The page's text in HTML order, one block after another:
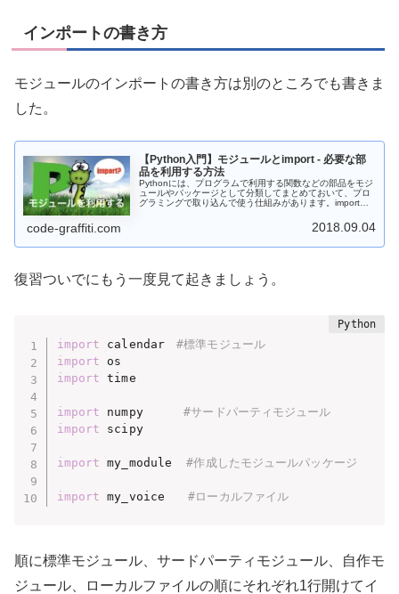
インポートの書き方
モジュールのインポートの書き方は別のところでも書きま
した。
【Python入門】モジュールとimport - 必要な部
品を利用する方法
Pythonには、プログラムで利用する関数などの部品をモジ
ュールやパッケージとして分類してまとめておいて、プロ
グラミングで取り込んで使う仕組みがあります。importや
code-graffiti.com 2018.09.04
復習ついでにもう一度見て起きましょう。
import calendar #標準モジュール
import
import time
import numpy #サードパーティモジュール
import scipy
import my_module #作成したモジュールパッケージ
import my_voice #ローカルファイル
順に標準モジュール、サードパーティモジュール、自作モ
ジュール、ローカルファイルの順にそれぞれ1行開けてイ